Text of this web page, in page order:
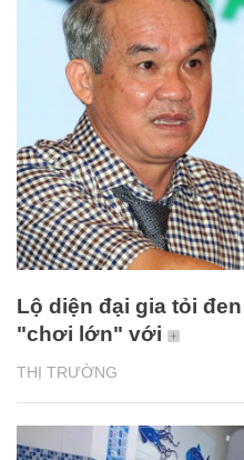
THỊ TRƯỜNG
Lộ diện đại gia tỏi
"chơi lớn" với